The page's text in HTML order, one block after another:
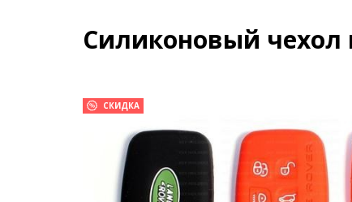
Силиконовый чехол
СКИДКА